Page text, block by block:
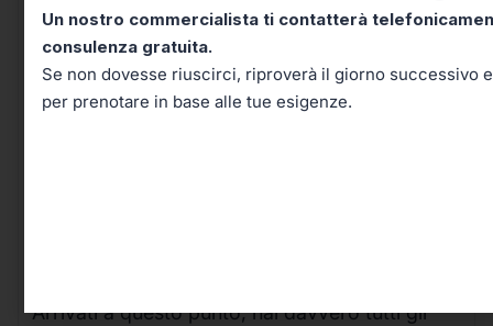
Arrivati a questo punto, hai davvero tutti gli
Un nostro commercialista ti contatterà
consulenza gratuita.
Se non dovesse riuscirci, riproverà il giorno successivo
per prenotare in base alle tue esigenze.